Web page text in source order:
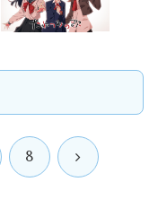
8 次